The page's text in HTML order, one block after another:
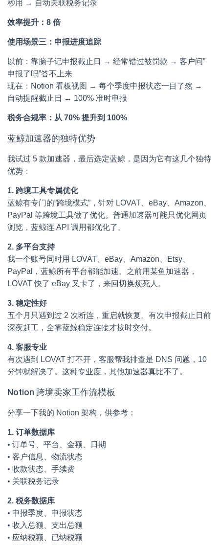
秒用 → 自动关联税务记录
效率提升：8 倍
使用场景三：申报进度追踪
以前：靠脑子记申报截止日 → 经常错过被罚款 → 客户问”
申报了吗”答不上来
现在：Notion 看板视图 → 每个季度申报状态一目了然 →
自动提醒截止日 → 100% 准时申报
税务合规率：从 70% 提升到 100%
蓝鲸加速器的独特优势
我试过 5 款加速器，最后选定蓝鲸，是因为它有这几个独特
优势：
1. 跨境工具专属优化
蓝鲸有专门的”跨境模式”，针对 LOVAT、eBay、Amazon、
PayPal 等跨境工具做了优化。普通加速器可能只优化网页
浏览，蓝鲸连 API 调用都优化了。
2. 多平台支持
我一个账号同时用 LOVAT、eBay、Amazon、Etsy、
PayPal，蓝鲸所有平台都能加速。之前用某鱼加速器，
LOVAT 快了 eBay 又卡了，来回切换烦死人。
3. 稳定性好
五个月只遇到过 2 次断连，重启就恢复。有次申报截止日前
深夜赶工，全靠蓝鲸稳定连接才按时交付。
4. 客服专业
有次遇到 LOVAT 打不开，客服帮我排查是 DNS 问题，10
分钟就解决了。这种专业度，其他加速器真比不了。
Notion 跨境卖家工作流模板
分享一下我的 Notion 架构，供参考：
1. 订单数据库
• 订单号、平台、金额、日期
• 客户信息、物流状态
• 收款状态、手续费
• 关联税务记录
2. 税务数据库
• 申报季度、申报状态
• 收入总额、支出总额
• 应纳税额、已纳税额